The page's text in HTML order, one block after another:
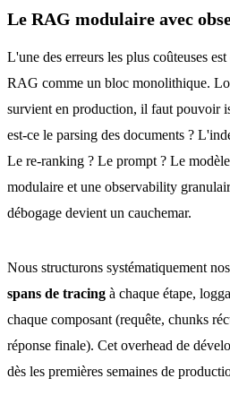
Le RAG modulaire avec
L'une des erreurs les plus coûteuses
RAG comme un bloc monolithique.
survient en production, il faut pouvoir
est-ce le parsing des documents ?
Le re-ranking ? Le prompt ? Le
modulaire et une observability
débogage devient un cauchemar.
Nous structurons systématiquement
spans de tracing à chaque étape,
chaque composant (requête, chunks
réponse finale). Cet overhead de
dès les premières semaines de